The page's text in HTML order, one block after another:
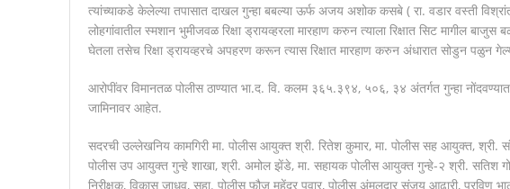
त्यांच्याकडे केलेल्या तपासात दाखल गुन्हा बबल्या ऊर्फ अजय अशोक कसबे ( रा. वडार वस्ती
लोहगांवातील स्मशान भुमीजवळ रिक्षा ड्रायव्हरला मारहाण करुन त्याला रिक्षात सिट मागील
घेतला तसेच रिक्षा ड्रायव्हरचे अपहरण करून त्यास रिक्षात मारहाण करुन अंधारात सोडुन पळुन
आरोपींवर विमानतळ पोलीस ठाण्यात भा.द. वि. कलम ३६५.३९४, ५०६, ३४ अंतर्गत गुन्हा
जामिनावर आहेत.
सदरची उल्लेखनिय कामगिरी मा. पोलीस आयुक्त श्री. रितेश कुमार, मा. पोलीस सह आयुक्त, श्री.
पोलीस उप आयुक्त गुन्हे शाखा, श्री. अमोल झेंडे, मा. सहायक पोलीस आयुक्त गुन्हे-२ श्री. सतिश
निरीक्षक, विकास जाधव, सहा. पोलीस फौज महेंद्र पवार, पोलीस अंमलदार संजय आढारी, प्रविण